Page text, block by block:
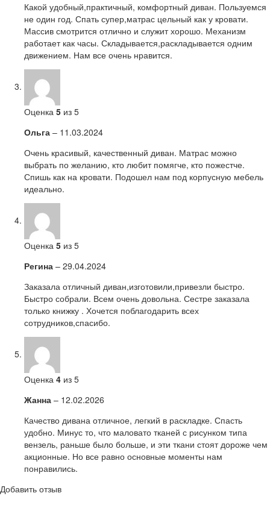
Какой удобный,практичный, комфортный диван. Пользуемся
не один год. Спать супер,матрас цельный как у кровати.
Массив смотрится отлично и служит хорошо. Механизм
работает как часы. Складывается,раскладывается одним
движением. Нам все очень нравится.
Оценка 5 из 5
Ольга – 11.03.2024
Очень красивый, качественный диван. Матрас можно
выбрать по желанию, кто любит помягче, кто пожестче.
Спишь как на кровати. Подошел нам под корпусную мебель
идеально.
Оценка 5 из 5
Регина – 29.04.2024
Заказала отличный диван,изготовили,привезли быстро.
Быстро собрали. Всем очень довольна. Сестре заказала
только книжку . Хочется поблагодарить всех
сотрудников,спасибо.
Оценка 4 из 5
Жанна – 12.02.2026
Качество дивана отличное, легкий в раскладке. Спасть
удобно. Минус то, что маловато тканей с рисунком типа
вензель, раньше было больше, и эти ткани стоят дороже чем
акционные. Но все равно основные моменты нам
понравились.
Добавить отзыв